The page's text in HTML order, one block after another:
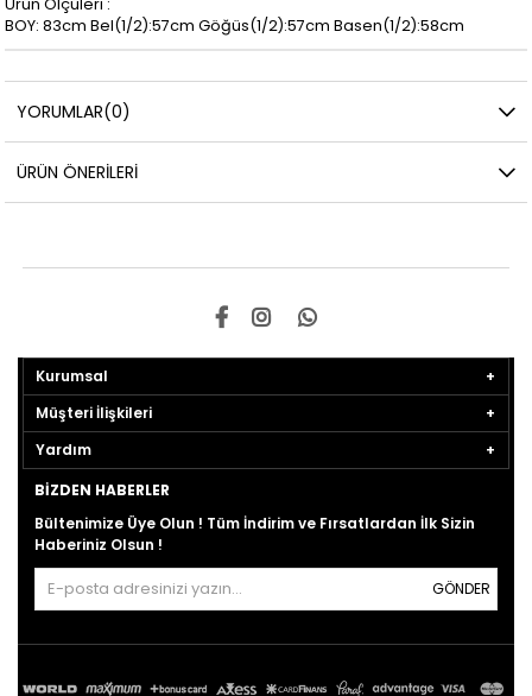
Ürün Ölçüleri :
BOY: 83cm Bel(1/2):57cm Göğüs(1/2):57cm Basen(1/2):58cm
YORUMLAR(0)
ÜRÜN ÖNERILERI
Kurumsal
Müşteri İlişkileri
Yardım
BIZDEN HABERLER
Bültenimize Üye Olun ! Tüm İndirim ve Fırsatlardan İlk Sizin
Haberiniz Olsun !
GÖNDER